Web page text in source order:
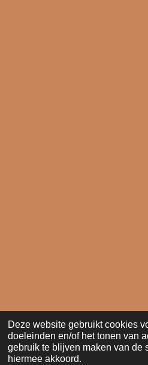
Deze website gebruikt cookies
doeleinden en/of het tonen van
gebruik te blijven maken van de
hiermee akkoord.